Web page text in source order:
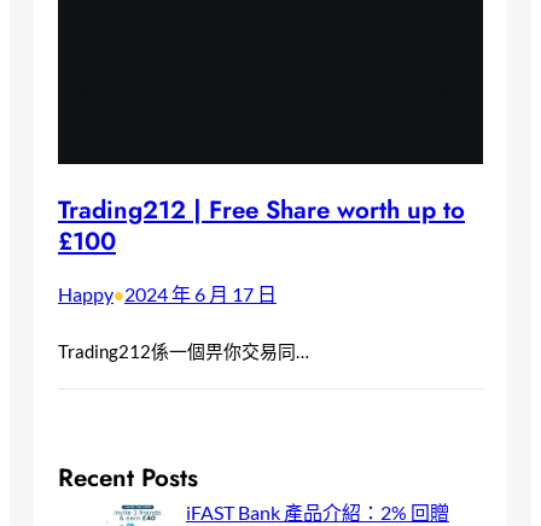
Trading212 | Free Share worth up to
£100
Happy•2024 年 6 月 17 日
Trading212係一個畀你交易同…
Recent Posts
iFAST Bank 產品介紹：2% 回贈